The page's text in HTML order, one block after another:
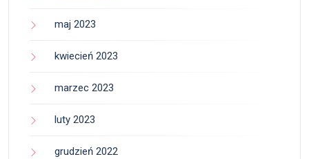
maj 2023
kwiecień 2023
marzec 2023
luty 2023
grudzień 2022